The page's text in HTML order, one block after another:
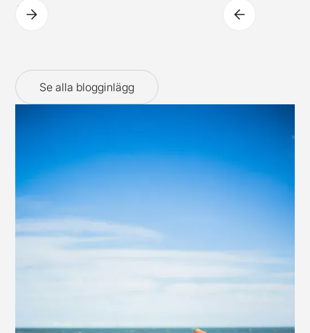
spännande tappning).
Se alla blogginlägg